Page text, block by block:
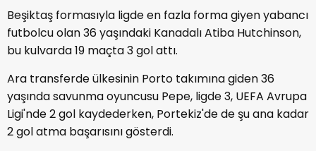
Beşiktaş formasıyla ligde en fazla forma giyen yabancı
futbolcu olan 36 yaşındaki Kanadalı Atiba Hutchinson,
bu kulvarda 19 maçta 3 gol attı.
Ara transferde ülkesinin Porto takımına giden 36
yaşında savunma oyuncusu Pepe, ligde 3, UEFA Avrupa
Ligi'nde 2 gol kaydederken, Portekiz'de de şu ana kadar
2 gol atma başarısını gösterdi.